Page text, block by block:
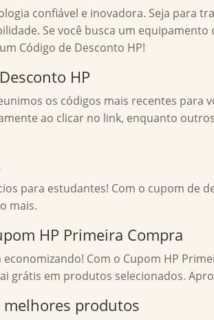
confiável e inovadora. Seja para
Se você busca um equipamento
Código de Desconto HP!
HP
os códigos mais recentes para
ao clicar no link, enquanto
para estudantes! Com o cupom de
mais.
HP Primeira Compra
Com o Cupom HP
grátis em produtos selecionados.
melhores produtos